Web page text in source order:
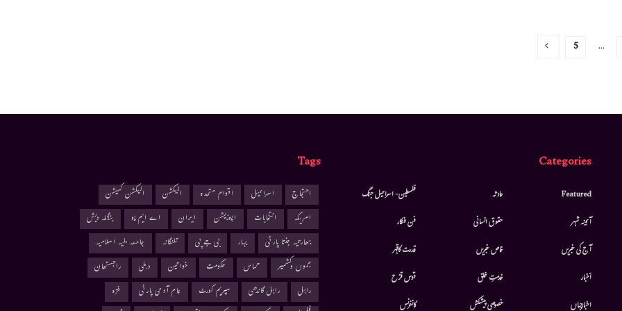
…
5
Categories
Featured
آئینہ شہر
آج کی خبریں
أخبار
اخبارجہاں
حادثہ
حقوق انسانی
خاص خبریں
خدمتِ خلق
خصوصی پیشکش
فلسطین- اسرائیل جنگ
فن فنکار
قدرت کاقہر
قوس قزح
کانفرنس
Tags
احتجاج اسرائیل اقوام متحدہ الیکشن
الیکشن کمیشن
امریکہ
انتخابات اپوزیشن ایران اے ایم یو
بنگلہ دیش
بھارتیہ جنتا پارٹی
بہار بی جے پی تلنگانہ
جامعہ ملیہ اسلامیہ
جموں وکشمیر
حماس حکومت خواتین دہلی
راجستھان
راہل
راہل گاندھی سپریم کورٹ عام آدمی پارٹی
غزہ